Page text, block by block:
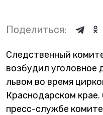
Поделиться:
Следственный
возбудил уголовное
львом во время
Краснодарском
пресс-службе